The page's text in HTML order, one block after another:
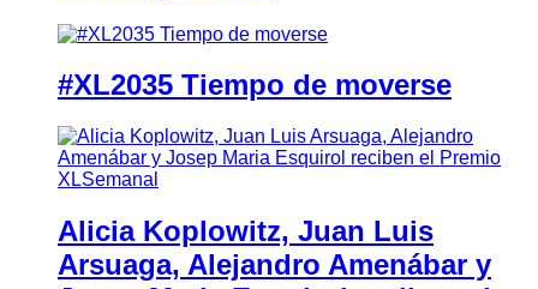
#XL2035 Tiempo de moverse
Alicia Koplowitz, Juan Luis
Arsuaga, Alejandro Amenábar y